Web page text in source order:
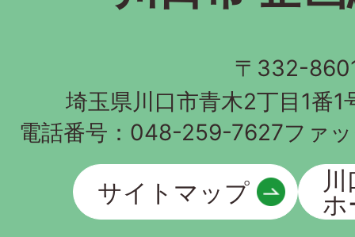
〒332-
埼玉県川口市青木2丁目1番
電話番号： 048-259-7627ファ
サイトマップ
ホ